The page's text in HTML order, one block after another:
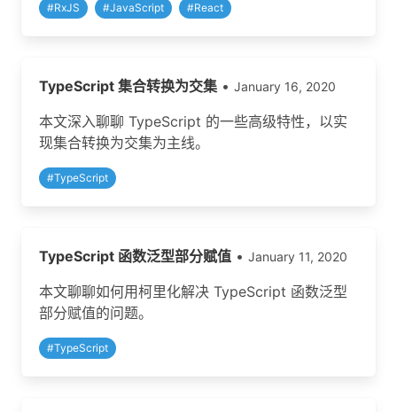
#RxJS #JavaScript #React
TypeScript 集合转换为交集 • January 16, 2020
本文深入聊聊 TypeScript 的一些高级特性，以实
现集合转换为交集为主线。
#TypeScript
TypeScript 函数泛型部分赋值 • January 11, 2020
本文聊聊如何用柯里化解决 TypeScript 函数泛型
部分赋值的问题。
#TypeScript